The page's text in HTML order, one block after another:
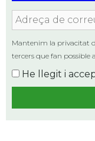
Adreça
de
correu
electrònic
*
Mantenim la privacitat
tercers que fan possible
He llegit i